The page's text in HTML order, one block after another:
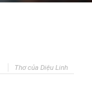
Thơ của Diệu Linh